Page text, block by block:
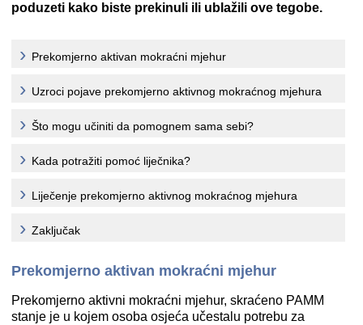
poduzeti kako biste prekinuli ili ublažili ove tegobe.
Prekomjerno aktivan mokraćni mjehur
Uzroci pojave prekomjerno aktivnog mokraćnog mjehura
Što mogu učiniti da pomognem sama sebi?
Kada potražiti pomoć liječnika?
Liječenje prekomjerno aktivnog mokraćnog mjehura
Zaključak
Prekomjerno aktivan mokraćni mjehur
Prekomjerno aktivni mokraćni mjehur, skraćeno PAMM
stanje je u kojem osoba osjeća učestalu potrebu za